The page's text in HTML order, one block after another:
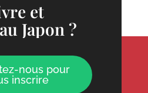
et
Japon ?
nous pour
inscrire